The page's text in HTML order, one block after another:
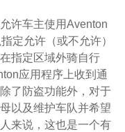
许车主使用Aventon
定允许（或不允许）
指定区域外骑自行
应用程序上收到通
了防盗功能外，对于
以及维护车队并希望
来说，这也是一个有